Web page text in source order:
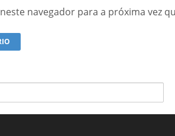
navegador para a próxima vez